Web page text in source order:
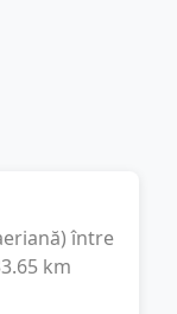
între
km